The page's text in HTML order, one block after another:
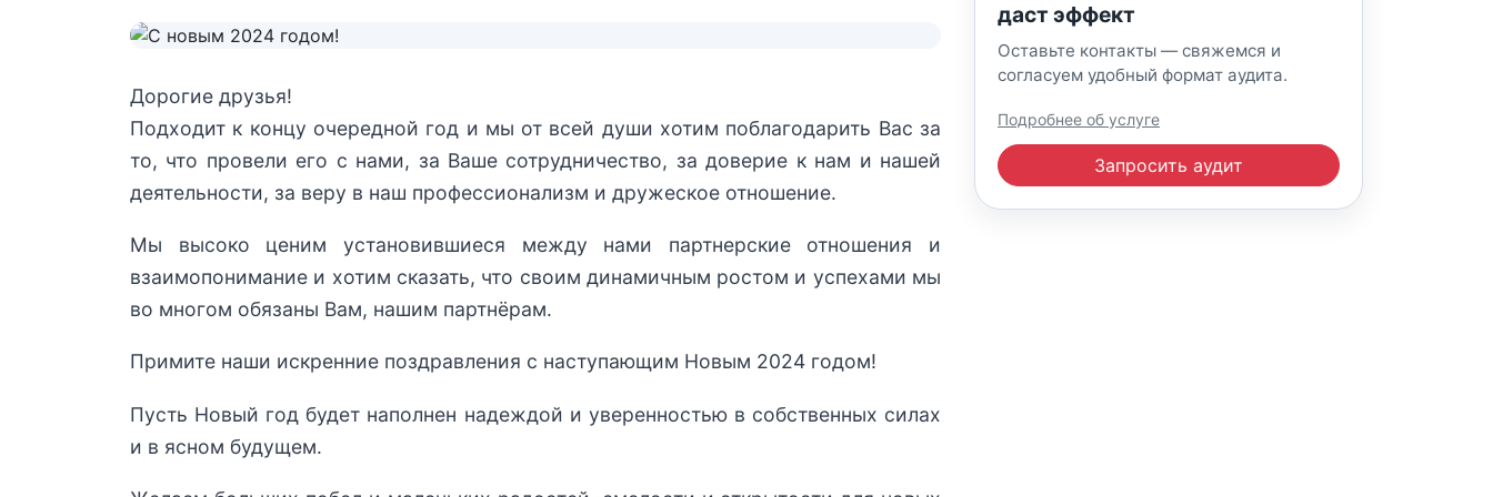
Дорогие друзья!
Подходит к концу очередной год и мы от всей души хотим поблагодарить Вас за
то, что провели его с нами, за Ваше сотрудничество, за доверие к нам и нашей
деятельности, за веру в наш профессионализм и дружеское отношение.
Мы высоко ценим установившиеся между нами партнерские отношения и
взаимопонимание и хотим сказать, что своим динамичным ростом и успехами мы
во многом обязаны Вам, нашим партнёрам.
Примите наши искренние поздравления с наступающим Новым 2024 годом!
Пусть Новый год будет наполнен надеждой и уверенностью в собственных силах
и в ясном будущем.
даст эффект
Оставьте контакты — свяжемся и
согласуем удобный формат аудита.
Подробнее об услуге
Запросить аудит